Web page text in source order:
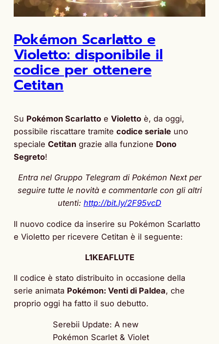
Pokémon Scarlatto e
Violetto: disponibile il
codice per ottenere
Cetitan
Su Pokémon Scarlatto e Violetto è, da oggi,
possibile riscattare tramite codice seriale uno
speciale Cetitan grazie alla funzione Dono
Segreto!
Entra nel Gruppo Telegram di Pokémon Next per
seguire tutte le novità e commentarle con gli altri
utenti: http://bit.ly/2F95vcD
Il nuovo codice da inserire su Pokémon Scarlatto
e Violetto per ricevere Cetitan è il seguente:
L1KEAFLUTE
Il codice è stato distribuito in occasione della
serie animata Pokémon: Venti di Paldea, che
proprio oggi ha fatto il suo debutto.
Serebii Update: A new
Pokémon Scarlet & Violet